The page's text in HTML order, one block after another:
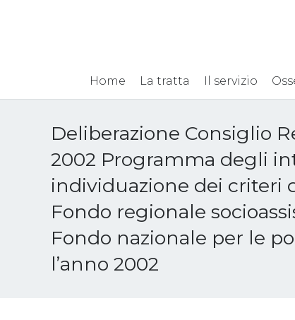
Home La tratta Il servizio
Deliberazione Consiglio
2002 Programma degli
individuazione dei criteri
Fondo regionale
Fondo nazionale per le
l’anno 2002